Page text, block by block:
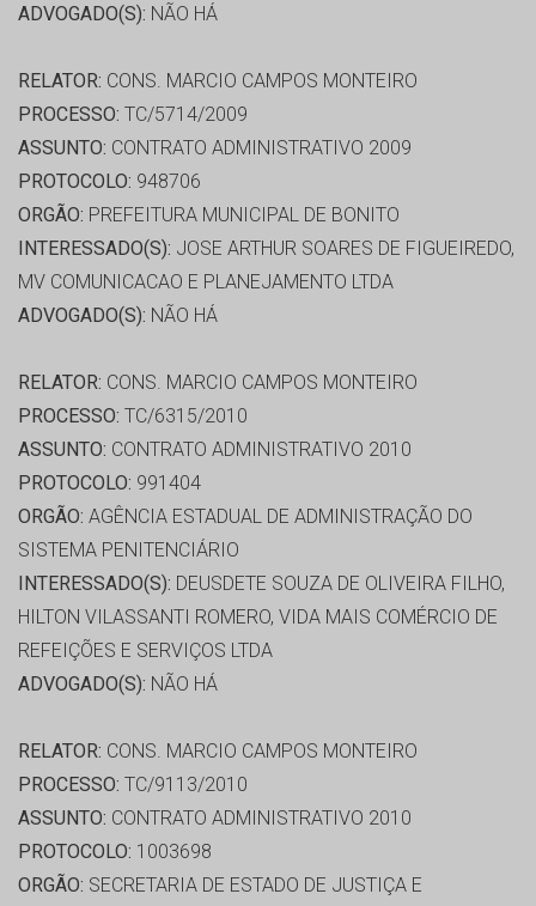
ADVOGADO(S): NÃO HÁ
RELATOR: CONS. MARCIO CAMPOS MONTEIRO
PROCESSO: TC/5714/2009
ASSUNTO: CONTRATO ADMINISTRATIVO 2009
PROTOCOLO: 948706
ORGÃO: PREFEITURA MUNICIPAL DE BONITO
INTERESSADO(S): JOSE ARTHUR SOARES DE FIGUEIREDO,
MV COMUNICACAO E PLANEJAMENTO LTDA
ADVOGADO(S): NÃO HÁ
RELATOR: CONS. MARCIO CAMPOS MONTEIRO
PROCESSO: TC/6315/2010
ASSUNTO: CONTRATO ADMINISTRATIVO 2010
PROTOCOLO: 991404
ORGÃO: AGÊNCIA ESTADUAL DE ADMINISTRAÇÃO DO
SISTEMA PENITENCIÁRIO
INTERESSADO(S): DEUSDETE SOUZA DE OLIVEIRA FILHO,
HILTON VILASSANTI ROMERO, VIDA MAIS COMÉRCIO DE
REFEIÇÕES E SERVIÇOS LTDA
ADVOGADO(S): NÃO HÁ
RELATOR: CONS. MARCIO CAMPOS MONTEIRO
PROCESSO: TC/9113/2010
ASSUNTO: CONTRATO ADMINISTRATIVO 2010
PROTOCOLO: 1003698
ORGÃO: SECRETARIA DE ESTADO DE JUSTIÇA E